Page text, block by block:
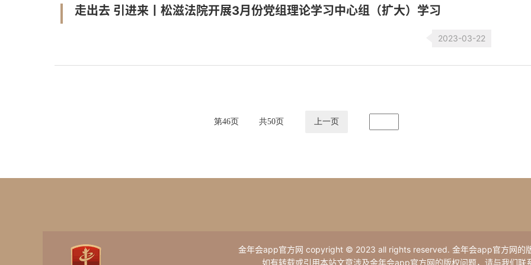
走出去 引进来丨松滋法院开展3月份党组理论学习中心组（扩大）学习
2023-03-22
第46页 共50页 上一页
金年会app官方网 copyright © 2023 all rights reserved. 金年会app官方网的
如有转载或引用本站文章涉及金年会app官方网的版权问题，请与我们联